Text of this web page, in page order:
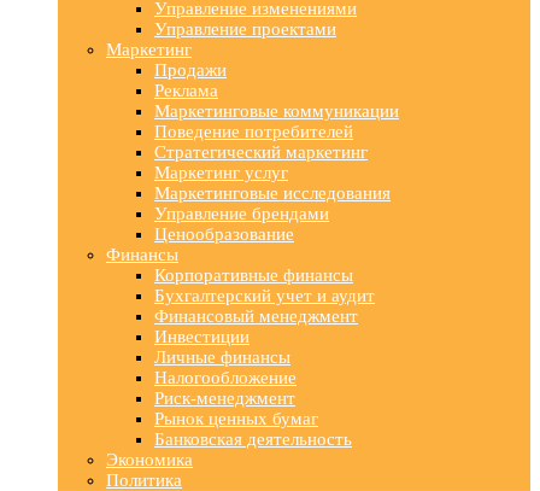
Управление изменениями
Управление проектами
Маркетинг
Продажи
Реклама
Маркетинговые коммуникации
Поведение потребителей
Стратегический маркетинг
Маркетинг услуг
Маркетинговые исследования
Управление брендами
Ценообразование
Финансы
Корпоративные финансы
Бухгалтерский учет и аудит
Финансовый менеджмент
Инвестиции
Личные финансы
Налогообложение
Риск-менеджмент
Рынок ценных бумаг
Банковская деятельность
Экономика
Политика